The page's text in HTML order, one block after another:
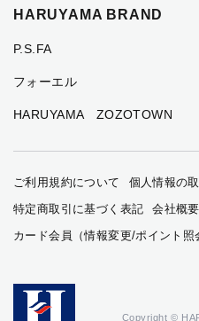
HARUYAMA BRAND
P.S.FA
フォーエル
HARUYAMA ZOZOTOWN
ご利用規約について
個人情報の
特定商取引に基づく表記
会社概要
カード会員（情報変更/ポイント照
Copyright ©